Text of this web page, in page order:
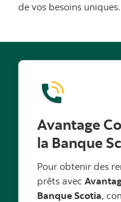
de vos besoins uniques.
Avantage
la Banque
Pour obtenir des
prêts avec
Banque Scotia,